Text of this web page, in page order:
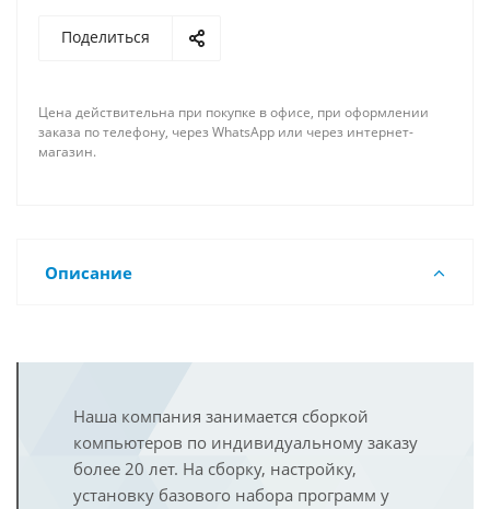
Поделиться
Цена действительна при покупке в офисе, при оформлении
заказа по телефону, через WhatsApp или через интернет-
магазин.
Описание
Наша компания занимается сборкой
компьютеров по индивидуальному заказу
более 20 лет. На сборку, настройку,
установку базового набора программ у